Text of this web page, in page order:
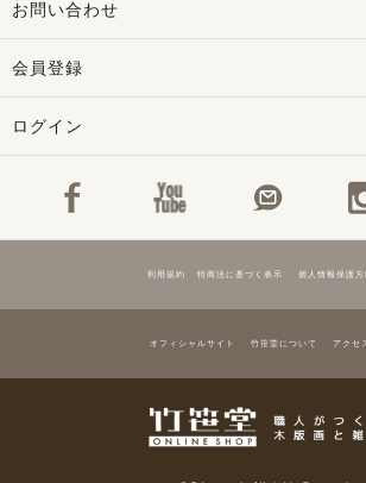
お問い合わせ
会員登録
ログイン
利用規約 特商法に基づく表示 個人情報保護方
オフィシャルサイト 竹笹堂について アクセス